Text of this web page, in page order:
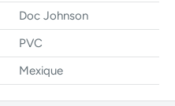
Doc Johnson
PVC
Mexique